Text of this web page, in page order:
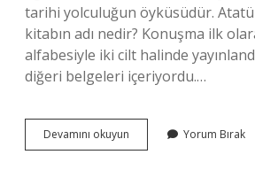
tarihi yolculuğun öyküsüdür.
kitabın adı nedir? Konuşma ilk
alfabesiyle iki cilt halinde
diğeri belgeleri içeriyordu.…
Devamını okuyun Atatürkün
1937
Yorum Bırak